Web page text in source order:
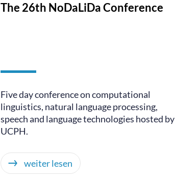
The 26th NoDaLiDa Conference
Five day conference on computational
linguistics, natural language processing,
speech and language technologies hosted by
UCPH.
weiter lesen